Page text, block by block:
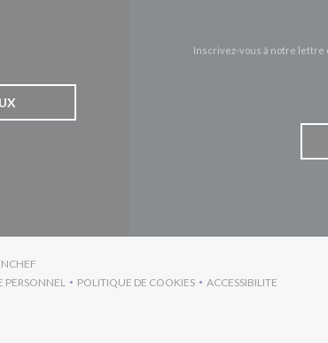
Inscrivez-vous à notre
FENÊTRE))
POLITIQUE DE COOKIES
((OUVRE UNE NOUVELLE FENÊTRE))
ACCESSIBILITE
((OUVRE UNE